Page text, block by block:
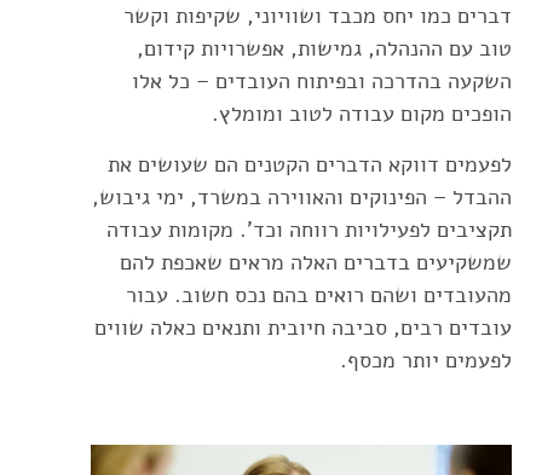
דברים כמו יחס מכבד ושוויוני, שקיפות וקשר
טוב עם ההנהלה, גמישות, אפשרויות קידום,
השקעה בהדרכה ובפיתוח העובדים – כל אלו
הופכים מקום עבודה לטוב ומומלץ.
לפעמים דווקא הדברים הקטנים הם שעושים את
ההבדל – הפינוקים והאווירה במשרד, ימי גיבוש,
תקציבים לפעילויות רווחה וכד'. מקומות עבודה
שמשקיעים בדברים האלה מראים שאכפת להם
מהעובדים ושהם רואים בהם נכס חשוב. עבור
עובדים רבים, סביבה חיובית ותנאים כאלה שווים
לפעמים יותר מכסף.